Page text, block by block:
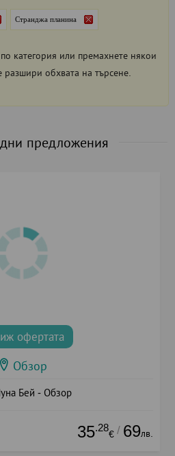
Странджа планина
категория или премахнете някои
разшири обхвата на търсене.
предложения
офертата
Обзор
Бей - Обзор
35.28
€ / 69лв.